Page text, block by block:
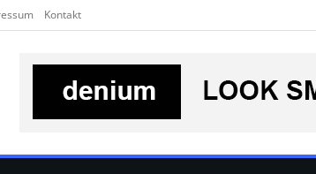
Kontakt